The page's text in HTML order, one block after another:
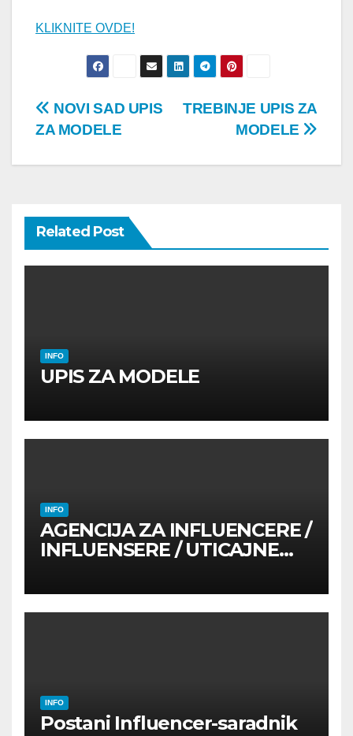
KLIKNITE OVDE!
Post
TREBINJE UPIS ZA
MODELE
NOVI SAD UPIS
ZA MODELE
Related Post
INFO
UPIS ZA MODELE
INFO
AGENCIJA ZA INFLUENCERE /
INFLUENSERE / UTICAJNE
INFO
Postani Influencer-saradnik